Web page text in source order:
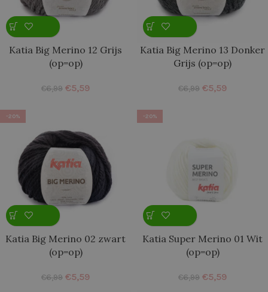
Katia Big Merino 12 Grijs
(op=op)
€6,99 €5,59
Katia Big Merino 13 Donker
Grijs (op=op)
€6,99 €5,59
-20%
Katia Big Merino 02 zwart
(op=op)
€6,99 €5,59
-20%
Katia Super Merino 01 Wit
(op=op)
€6,99 €5,59